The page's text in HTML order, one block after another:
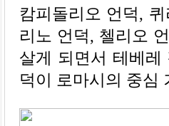
캄피돌리오 언덕,
리노 언덕, 첼리오
살게 되면서 테베
덕이 로마시의 중심